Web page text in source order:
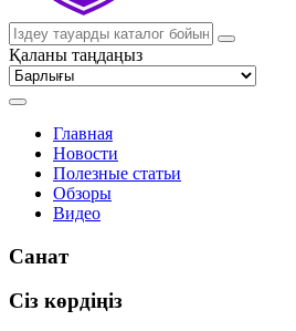
Қаланы таңдаңыз
Главная
Новости
Полезные статьи
Обзоры
Видео
Санат
Сіз көрдіңіз